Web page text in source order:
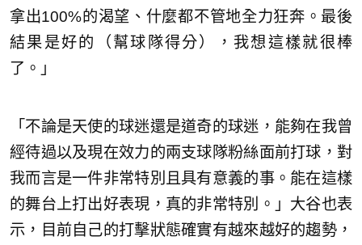
拿出100%的渴望、什麼都不管地全力狂奔。最後
結果是好的（幫球隊得分），我想這樣就很棒
了。」
「不論是天使的球迷還是道奇的球迷，能夠在我曾
經待過以及現在效力的兩支球隊粉絲面前打球，對
我而言是一件非常特別且具有意義的事。能在這樣
的舞台上打出好表現，真的非常特別。」大谷也表
示，目前自己的打擊狀態確實有越來越好的趨勢，